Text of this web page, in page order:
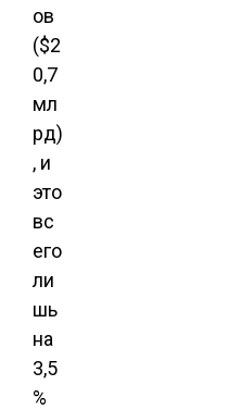
ов
($2
0,7
мл
рд)
, и
это
вс
его
ли
шь
на
3,5
%